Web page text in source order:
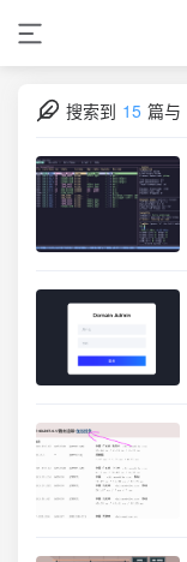
搜索到 15 篇与